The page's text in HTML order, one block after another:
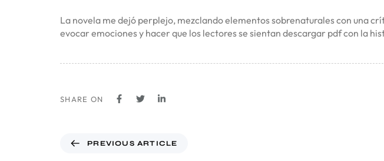
La novela me dejó perplejo, mezclando elementos sobrenaturales con una
evocar emociones y hacer que los lectores se sientan descargar pdf con la
SHARE ON
PREVIOUS ARTICLE